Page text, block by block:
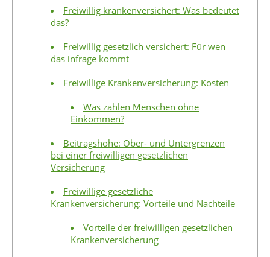
Freiwillig krankenversichert: Was bedeutet
das?
Freiwillig gesetzlich versichert: Für wen
das infrage kommt
Freiwillige Krankenversicherung: Kosten
Was zahlen Menschen ohne
Einkommen?
Beitragshöhe: Ober- und Untergrenzen
bei einer freiwilligen gesetzlichen
Versicherung
Freiwillige gesetzliche
Krankenversicherung: Vorteile und Nachteile
Vorteile der freiwilligen gesetzlichen
Krankenversicherung